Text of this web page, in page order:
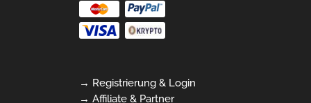
→ Registrierung & Login
→ Affiliate & Partner